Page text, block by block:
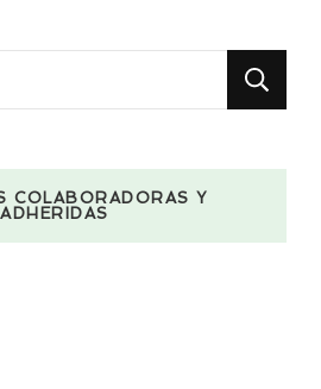
COLABORADORAS Y
ADHERIDAS